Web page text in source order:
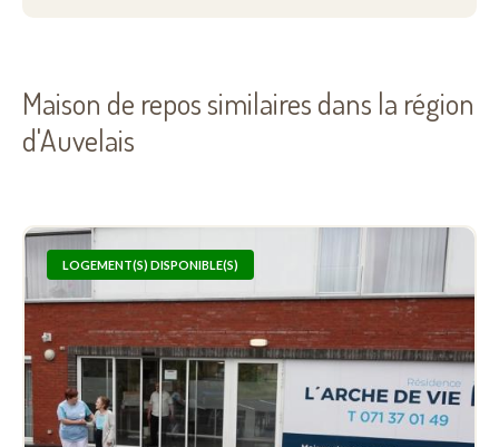
Maison de repos similaires dans la région
d'Auvelais
LOGEMENT(S) DISPONIBLE(S)